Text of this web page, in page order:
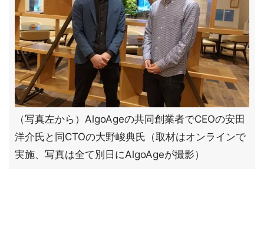
（写真左から）AlgoAgeの共同創業者でCEOの安田
洋介氏と同CTOの大野峻典氏（取材はオンラインで
実施、写真は全て別日にAlgoAgeが撮影）